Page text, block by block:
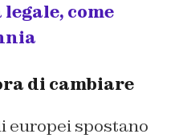
legale, come
di cambiare
europei spostano